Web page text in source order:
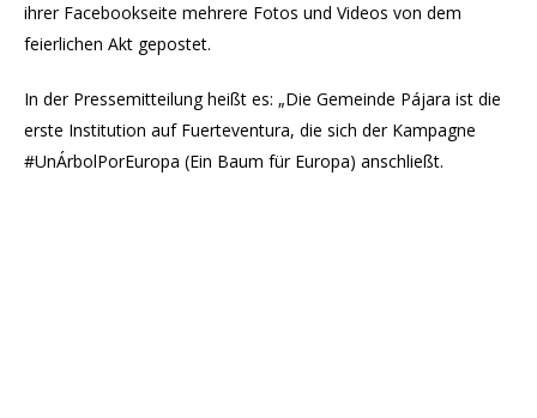
ihrer Facebookseite mehrere Fotos und Videos von dem
feierlichen Akt gepostet.
In der Pressemitteilung heißt es: „Die Gemeinde Pájara ist die
erste Institution auf Fuerteventura, die sich der Kampagne
#UnÁrbolPorEuropa (Ein Baum für Europa) anschließt.